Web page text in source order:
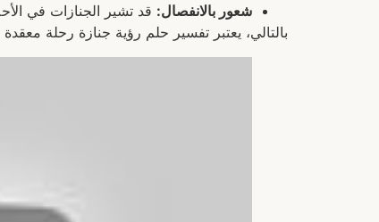
شعور بالانفصال: قد تشير الجنازات في
بالتالي، يعتبر تفسير حلم رؤية جنازة رحلة